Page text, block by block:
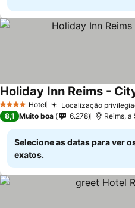
4 EstrelasHotel Localização
Holiday Inn Reims -
8,1 Muito boa 6.278 Reims,
Selecione as datas para ver
exatos.